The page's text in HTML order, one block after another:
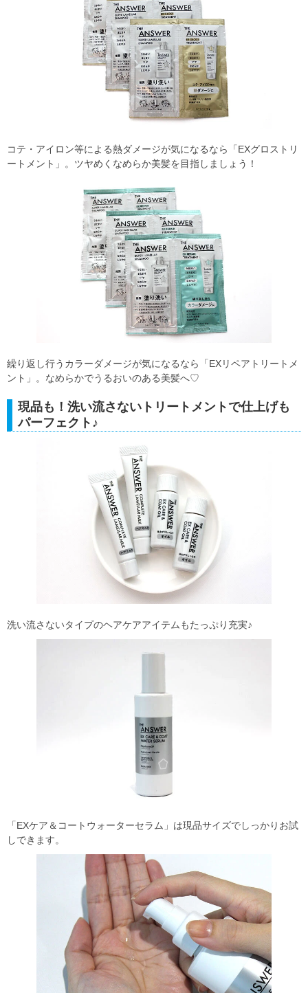
コテ・アイロン等による熱ダメージが気になるなら「EXグロストリ
ートメント」。ツヤめくなめらか美髪を目指しましょう！
繰り返し行うカラーダメージが気になるなら「EXリペアトリートメ
ント」。なめらかでうるおいのある美髪へ♡
現品も！洗い流さないトリートメントで仕上げも
パーフェクト♪
洗い流さないタイプのヘアケアアイテムもたっぷり充実♪
「EXケア＆コートウォーターセラム」は現品サイズでしっかりお試
しできます。